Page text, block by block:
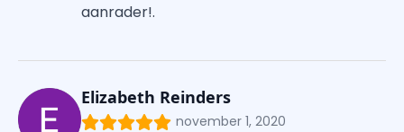
aanrader!.
Elizabeth Reinders
november 1, 2020